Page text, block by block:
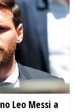
Leo Messi a